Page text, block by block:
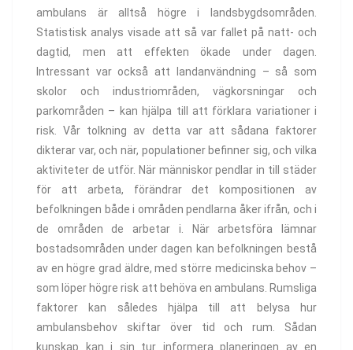
ambulans är alltså högre i landsbygdsområden.
Statistisk analys visade att så var fallet på natt- och
dagtid, men att effekten ökade under dagen.
Intressant var också att landanvändning – så som
skolor och industriområden, vägkorsningar och
parkområden – kan hjälpa till att förklara variationer i
risk. Vår tolkning av detta var att sådana faktorer
dikterar var, och när, populationer befinner sig, och vilka
aktiviteter de utför. När människor pendlar in till städer
för att arbeta, förändrar det kompositionen av
befolkningen både i områden pendlarna åker ifrån, och i
de områden de arbetar i. När arbetsföra lämnar
bostadsområden under dagen kan befolkningen bestå
av en högre grad äldre, med större medicinska behov –
som löper högre risk att behöva en ambulans. Rumsliga
faktorer kan således hjälpa till att belysa hur
ambulansbehov skiftar över tid och rum. Sådan
kunskap kan i sin tur informera planeringen av en